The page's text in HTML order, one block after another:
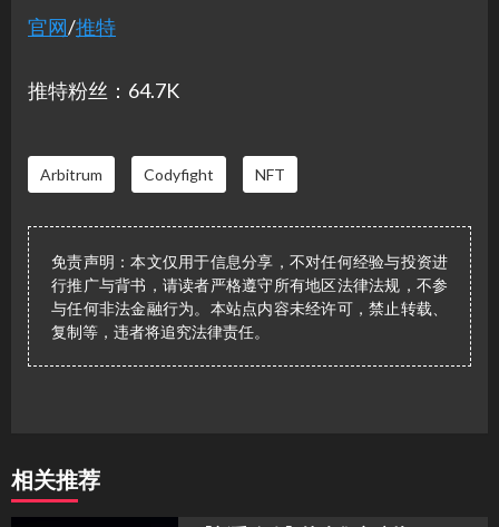
官网/推特
推特粉丝：64.7K
Arbitrum Codyfight NFT
免责声明：本文仅用于信息分享，不对任何经验与投资进
行推广与背书，请读者严格遵守所有地区法律法规，不参
与任何非法金融行为。本站点内容未经许可，禁止转载、
复制等，违者将追究法律责任。
相关推荐